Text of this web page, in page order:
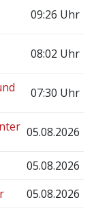
09:26 Uhr
08:02 Uhr
07:30 Uhr
05.08.2026
05.08.2026
05.08.2026